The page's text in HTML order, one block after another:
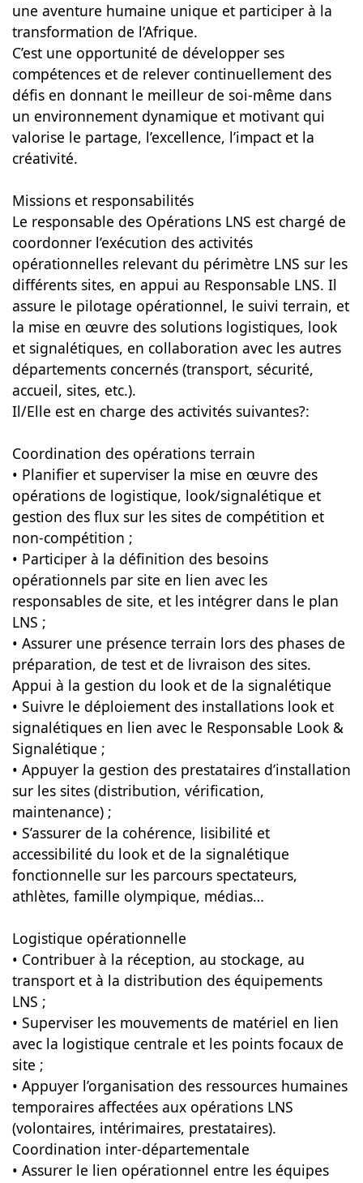
une aventure humaine unique et participer à la
transformation de l’Afrique.
C’est une opportunité de développer ses
compétences et de relever continuellement des
défis en donnant le meilleur de soi-même dans
un environnement dynamique et motivant qui
valorise le partage, l’excellence, l’impact et la
créativité.
Missions et responsabilités
Le responsable des Opérations LNS est chargé de
coordonner l’exécution des activités
opérationnelles relevant du périmètre LNS sur les
différents sites, en appui au Responsable LNS. Il
assure le pilotage opérationnel, le suivi terrain, et
la mise en œuvre des solutions logistiques, look
et signalétiques, en collaboration avec les autres
départements concernés (transport, sécurité,
accueil, sites, etc.).
Il/Elle est en charge des activités suivantes?:
Coordination des opérations terrain
• Planifier et superviser la mise en œuvre des
opérations de logistique, look/signalétique et
gestion des flux sur les sites de compétition et
non-compétition ;
• Participer à la définition des besoins
opérationnels par site en lien avec les
responsables de site, et les intégrer dans le plan
LNS ;
• Assurer une présence terrain lors des phases de
préparation, de test et de livraison des sites.
Appui à la gestion du look et de la signalétique
• Suivre le déploiement des installations look et
signalétiques en lien avec le Responsable Look &
Signalétique ;
• Appuyer la gestion des prestataires d’installation
sur les sites (distribution, vérification,
maintenance) ;
• S’assurer de la cohérence, lisibilité et
accessibilité du look et de la signalétique
fonctionnelle sur les parcours spectateurs,
athlètes, famille olympique, médias…
Logistique opérationnelle
• Contribuer à la réception, au stockage, au
transport et à la distribution des équipements
LNS ;
• Superviser les mouvements de matériel en lien
avec la logistique centrale et les points focaux de
site ;
• Appuyer l’organisation des ressources humaines
temporaires affectées aux opérations LNS
(volontaires, intérimaires, prestataires).
Coordination inter-départementale
• Assurer le lien opérationnel entre les équipes